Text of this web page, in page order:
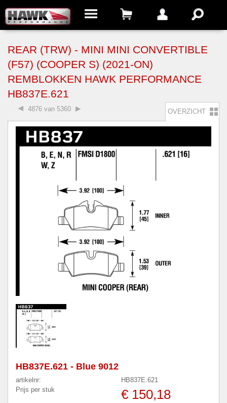
REAR (TRW) - MINI MINI CONVERTIBLE
(F57) (COOPER S) (2021-ON)
REMBLOKKEN HAWK PERFORMANCE
HB837E.621
4876 van 5360 OVERZICHT
HB837E.621 - Blue 9012
artikelnr:
HB837E.621
Prijs per stuk
€ 150,18